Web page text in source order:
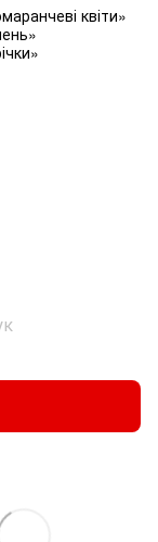
квіти»